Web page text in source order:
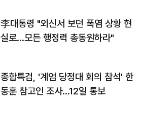
李대통령 "외신서 보던 폭염 상황 현
실로…모든 행정력 총동원하라"
종합특검, '계엄 당정대 회의 참석' 한
동훈 참고인 조사...12일 통보